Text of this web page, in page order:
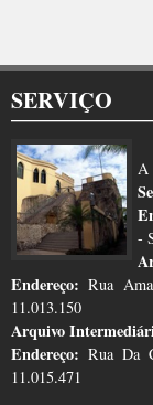
SERVIÇO
A
-
Endereço: Rua
11.013.150
Arquivo
Endereço: Rua Da
11.015.471